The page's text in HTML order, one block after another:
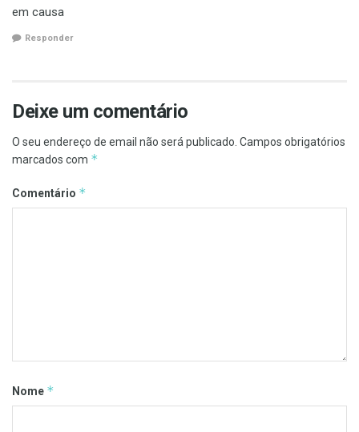
em causa
Responder
Deixe um comentário
O seu endereço de email não será publicado. Campos obrigatórios
marcados com *
Comentário *
Nome *